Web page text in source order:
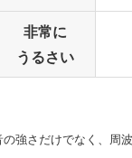
非常に
うるさい
強さだけでなく、周